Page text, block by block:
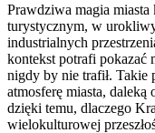
Prawdziwa magia
turystycznym, w
industrialnych
kontekst potrafi pokazać
nigdy by nie trafił. Takie
atmosferę miasta,
dzięki temu, dlaczego
wielokulturowej